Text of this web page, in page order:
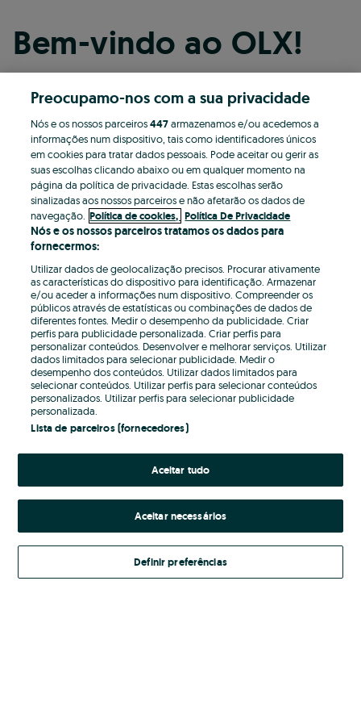
Bem-vindo ao OLX!
Continuar com o Facebook
Continuar com o Apple
Continuar com o Google
Entrar Criar conta
Email
Password
Esqueceste-te da password?
Entrar
Ao entrares na tua conta, estás a aceitar osTermos e Condições
Preocupamo-nos com a sua privacidade
Nós e os nossos parceiros447armazenamos e/ou acedemos a
informações num dispositivo, tais como identificadores únicos
em cookies para tratar dados pessoais. Pode aceitar ou gerir as
suas escolhas clicando abaixo ou em qualquer momento na
página da política de privacidade. Estas escolhas serão
sinalizadas aos nossos parceiros e não afetarão os dados de
navegação. Política de cookies, Política De Privacidade
Nós e os nossos parceiros tratamos os dados para
fornecermos:
Utilizar dados de geolocalização precisos. Procurar ativamente
as características do dispositivo para identificação. Armazenar
e/ou aceder a informações num dispositivo. Compreender os
públicos através de estatísticas ou combinações de dados de
diferentes fontes. Medir o desempenho da publicidade. Criar
perfis para publicidade personalizada. Criar perfis para
personalizar conteúdos. Desenvolver e melhorar serviços. Utilizar
dados limitados para selecionar publicidade. Medir o
desempenho dos conteúdos. Utilizar dados limitados para
selecionar conteúdos. Utilizar perfis para selecionar conteúdos
personalizados. Utilizar perfis para selecionar publicidade
personalizada.
Lista de parceiros (fornecedores)
Aceitar tudo
Aceitar necessários
Definir preferências